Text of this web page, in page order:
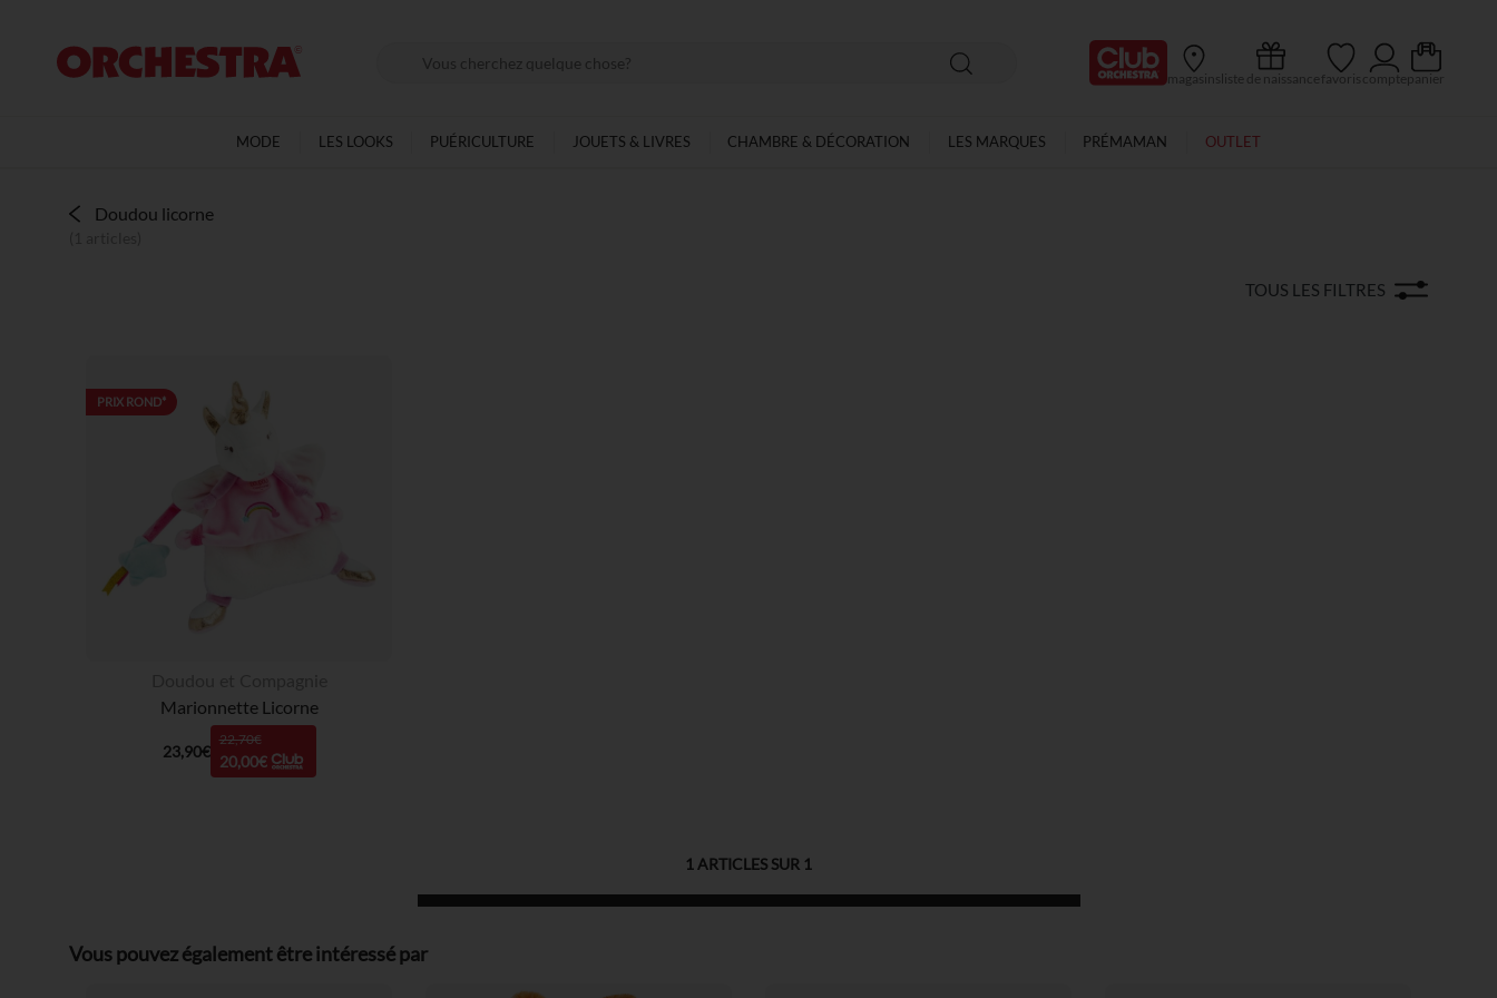
Ma Carte Club
magasins liste de naissance favoris compte panier
MODE LES LOOKS PUÉRICULTURE JOUETS & LIVRES CHAMBRE & DÉCORATION LES MARQUES PRÉMAMAN OUTLET
Doudou licorne
TOUS LES FILTRES
PRIX ROND*
Marionnette Licorne
23,90€
22,70€
20,00€
1 ARTICLES SUR 1
Vous pouvez également être intéressé par